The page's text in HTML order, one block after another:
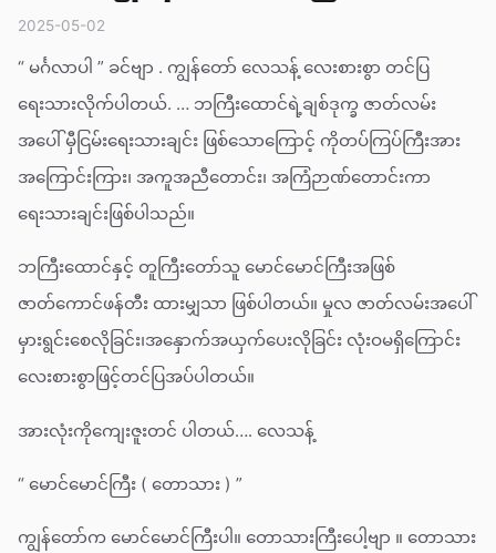
2025-05-02
“ မင်္ဂလာပါ ” ခင်ဗျာ . ကျွန်တော် လေသန့် လေးစားစွာ တင်ပြ
ရေးသားလိုက်ပါတယ်. … ဘကြီးထောင်ရဲ့ချစ်ဒုက္ခ ဇာတ်လမ်း
အပေါ် မှီငြမ်းရေးသားချင်း ဖြစ်သောကြောင့် ကိုတပ်ကြပ်ကြီးအား
အကြောင်းကြား၊ အကူအညီတောင်း၊ အကြံဉာဏ်တောင်းကာ
ရေးသားချင်းဖြစ်ပါသည်။
ဘကြီးထောင်နှင့် တူကြီးတော်သူ မောင်မောင်ကြီးအဖြစ်
ဇာတ်ကောင်ဖန်တီး ထားမျှသာ ဖြစ်ပါတယ်။ မှုလ ဇာတ်လမ်းအပေါ်
မှားရွင်းစေလိုခြင်း၊အနှောက်အယှက်ပေးလိုခြင်း လုံးဝမရှိကြောင်း
လေးစားစွာဖြင့်တင်ပြအပ်ပါတယ်။
အားလုံးကိုကျေးဇူးတင် ပါတယ်…. လေသန့်
“ မောင်မောင်ကြီး ( တောသား ) ”
ကျွန်တော်က မောင်မောင်ကြီးပါ။ တောသားကြီးပေါ့ဗျာ ။ တောသား